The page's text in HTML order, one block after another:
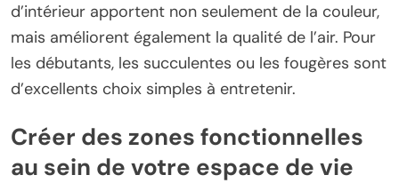
d’intérieur apportent non seulement de la couleur,
mais améliorent également la qualité de l’air. Pour
les débutants, les succulentes ou les fougères sont
d’excellents choix simples à entretenir.
Créer des zones fonctionnelles
au sein de votre espace de vie